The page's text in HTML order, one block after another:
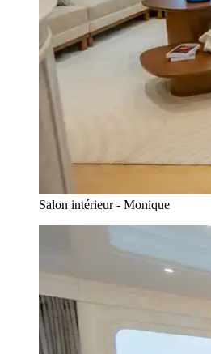
Salon intérieur - Monique